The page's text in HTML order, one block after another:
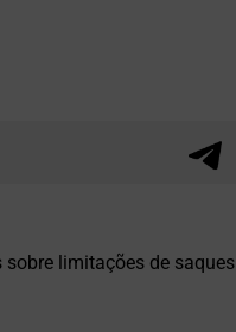
sobre limitações de saques